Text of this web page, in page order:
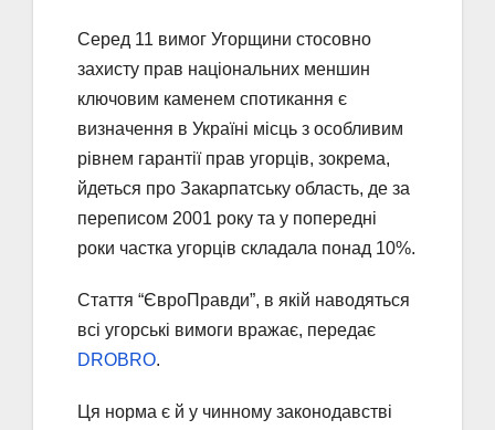
Серед 11 вимог Угорщини стосовно
захисту прав національних меншин
ключовим каменем спотикання є
визначення в Україні місць з особливим
рівнем гарантії прав угорців, зокрема,
йдеться про Закарпатську область, де за
переписом 2001 року та у попередні
роки частка угорців складала понад 10%.
Стаття “ЄвроПравди”, в якій наводяться
всі угорські вимоги вражає, передає
DROBRO.
Ця норма є й у чинному законодавстві